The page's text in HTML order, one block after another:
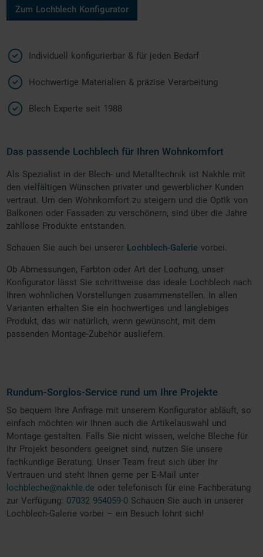
Zum Lochblech Konfigurator
Individuell konfigurierbar & für jeden Bedarf
Hochwertige Materialien & präzise Verarbeitung
Blech Experte seit 1988
Das passende Lochblech für Ihren Wohnkomfort
Als Spezialist in der Blech- und Metalltechnik ist Nakhle mit
den vielfältigen Wünschen privater und gewerblicher Kunden
vertraut. Um den Wohnkomfort zu steigern und die Optik von
Balkonen oder Fassaden zu verschönern, sind über die Jahre
zahllose Produkte entstanden.
Schauen Sie auch bei unserer Lochblech-Galerie vorbei.
Ob Abmessungen, Farbton oder Art der Lochung, unser
Konfigurator lässt Sie schrittweise das ideale Lochblech nach
Ihren wohnlichen Vorstellungen zusammenstellen. In allen
Varianten erhalten Sie ein hochwertiges und langlebiges
Produkt, das wir natürlich, wenn gewünscht, mit dem
passenden Montage-Zubehör ausliefern.
Rundum-Sorglos-Service rund um Ihre Projekte
So bequem Ihre Anfrage mit unserem Konfigurator abläuft, so
einfach möchten wir Ihnen auch die Artikelauswahl und
Montage gestalten. Falls Sie nicht wissen, welche Bleche für
Ihr Projekt besonders geeignet sind, nutzen Sie unsere
fachkundige Beratung. Unser Team freut sich über Ihr
Vertrauen und steht Ihnen gerne per E-Mail unter
lochbleche@nakhle.de oder telefonisch für eine Fachberatung
zur Verfügung: 07032 954059-0 Schauen Sie auch in unserer
Lochblech-Galerie vorbei – ein Besuch lohnt sich!